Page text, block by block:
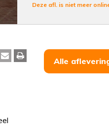
Deze afl. is niet meer
Alle